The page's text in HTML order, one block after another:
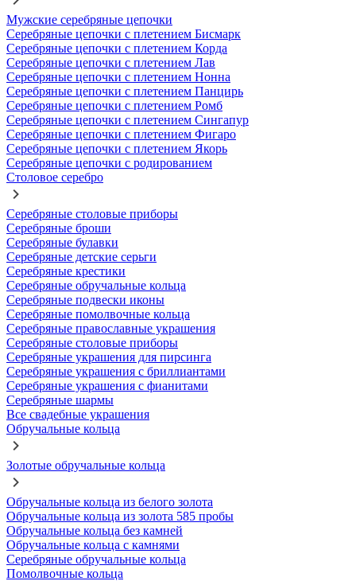
Мужские серебряные цепочки
Серебряные цепочки с плетением Бисмарк
Серебряные цепочки с плетением Корда
Серебряные цепочки с плетением Лав
Серебряные цепочки с плетением Нонна
Серебряные цепочки с плетением Панцирь
Серебряные цепочки с плетением Ромб
Серебряные цепочки с плетением Сингапур
Серебряные цепочки с плетением Фигаро
Серебряные цепочки с плетением Якорь
Серебряные цепочки с родированием
Столовое серебро
Серебряные столовые приборы
Серебряные броши
Серебряные булавки
Серебряные детские серьги
Серебряные крестики
Серебряные обручальные кольца
Серебряные подвески иконы
Серебряные помолвочные кольца
Серебряные православные украшения
Серебряные столовые приборы
Серебряные украшения для пирсинга
Серебряные украшения с бриллиантами
Серебряные украшения с фианитами
Серебряные шармы
Все свадебные украшения
Обручальные кольца
Золотые обручальные кольца
Обручальные кольца из белого золота
Обручальные кольца из золота 585 пробы
Обручальные кольца без камней
Обручальные кольца с камнями
Серебряные обручальные кольца
Помолвочные кольца